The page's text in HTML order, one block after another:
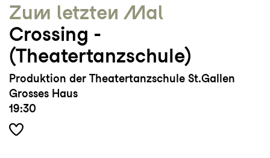
Zum letzten Mal
Crossing ­
(Theatertanzschule)
Produktion der Theatertanzschule St.Gallen
Grosses Haus
19:30